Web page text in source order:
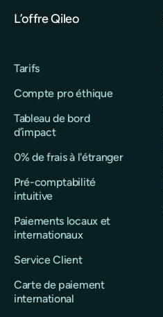
L’offre Qileo
Tarifs
Compte pro éthique
Tableau de bord
d’impact
0% de frais à l'étranger
Pré-comptabilité
intuitive
Paiements locaux et
internationaux
Service Client
Carte de paiement
international